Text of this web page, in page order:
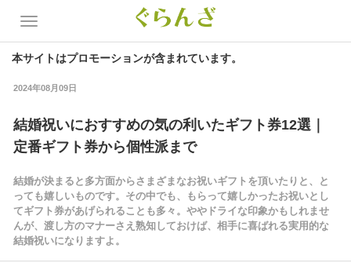
本サイトはプロモーションが含まれています。
2024年08月09日
結婚祝いにおすすめの気の利いたギフト券12選｜
定番ギフト券から個性派まで
結婚が決まると多方面からさまざまなお祝いギフトを頂いたりと、と
っても嬉しいものです。その中でも、もらって嬉しかったお祝いとし
てギフト券があげられることも多々。ややドライな印象かもしれませ
んが、渡し方のマナーさえ熟知しておけば、相手に喜ばれる実用的な
結婚祝いになりますよ。